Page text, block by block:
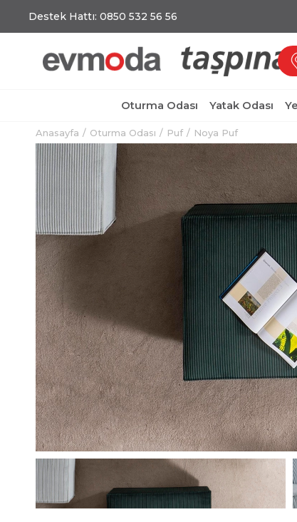
Destek Hattı: 0850 532 56 56
Oturma Odası Yatak Odası
Anasayfa Oturma Odası Puf Noya Puf